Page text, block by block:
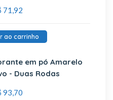
71,92
ao carrinho
em pó Amarelo
- Duas Rodas
93,70